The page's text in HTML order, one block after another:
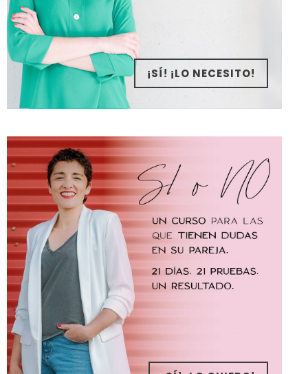
¡SÍ! ¡LO NECESITO!